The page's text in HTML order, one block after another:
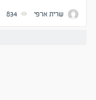
שרית ארפי 834